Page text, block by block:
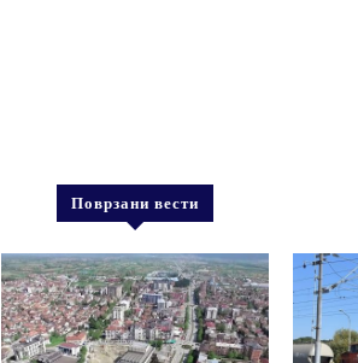
Поврзани вести